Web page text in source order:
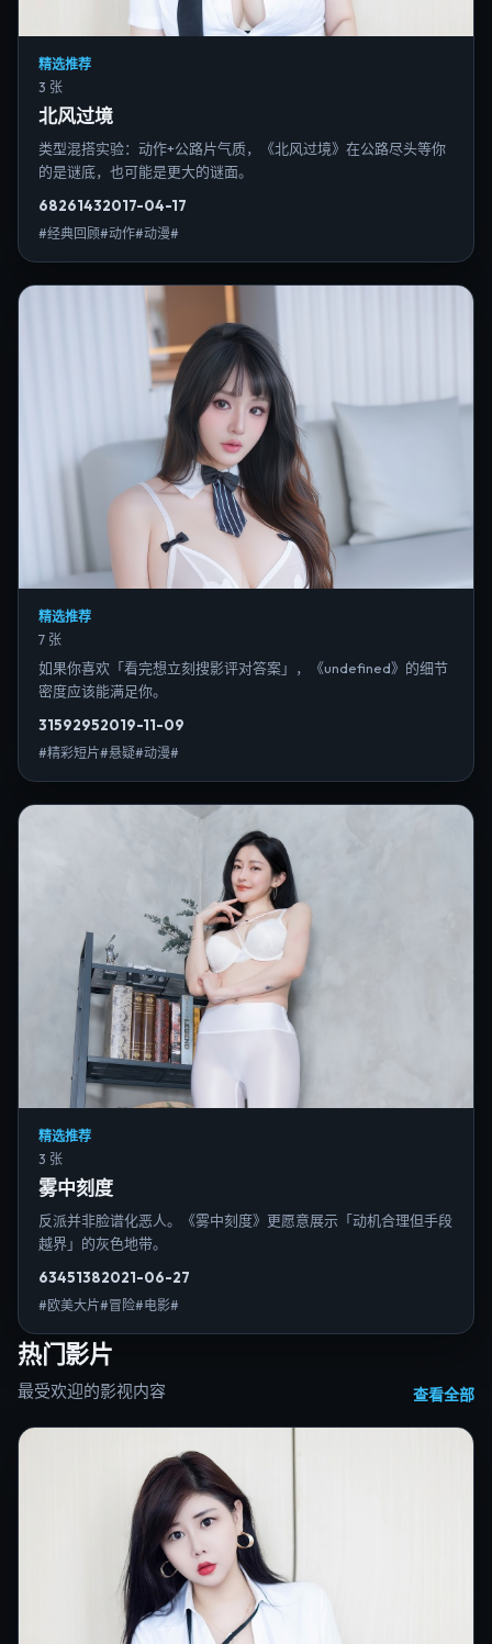
精选推荐
3 张
北风过境
类型混搭实验：动作+公路片气质，《北风过境》在公路尽头等你
的是谜底，也可能是更大的谜面。
68261432017-04-17
#经典回顾#动作#动漫#
精选推荐
7 张
如果你喜欢「看完想立刻搜影评对答案」，《undefined》的细节
密度应该能满足你。
31592952019-11-09
#精彩短片#悬疑#动漫#
精选推荐
3 张
雾中刻度
反派并非脸谱化恶人。《雾中刻度》更愿意展示「动机合理但手段
越界」的灰色地带。
63451382021-06-27
#欧美大片#冒险#电影#
热门影片
最受欢迎的影视内容 查看全部